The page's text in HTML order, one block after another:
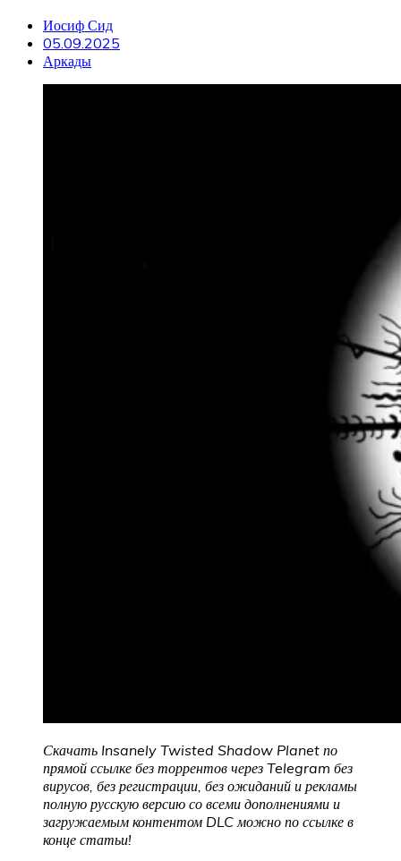
Иосиф Сид
05.09.2025
Аркады
Скачать Insanely Twisted Shadow Planet по
прямой ссылке без торрентов через Telegram без
вирусов, без регистрации, без ожиданий и рекламы
полную русскую версию со всеми дополнениями и
загружаемым контентом DLC можно по ссылке в
конце статьи!